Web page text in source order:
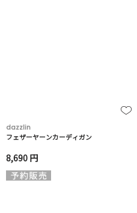
dazzlin
フェザーヤーンカーディガン
8,690 円